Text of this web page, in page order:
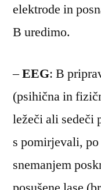
elektrode in
B uredimo.
–EEG: B
(psihična in
ležeči ali sedeči
s pomirjevali,
snemanjem